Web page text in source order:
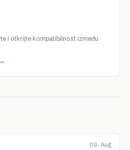
i otkrijte kompatibilnost između
09. Aug